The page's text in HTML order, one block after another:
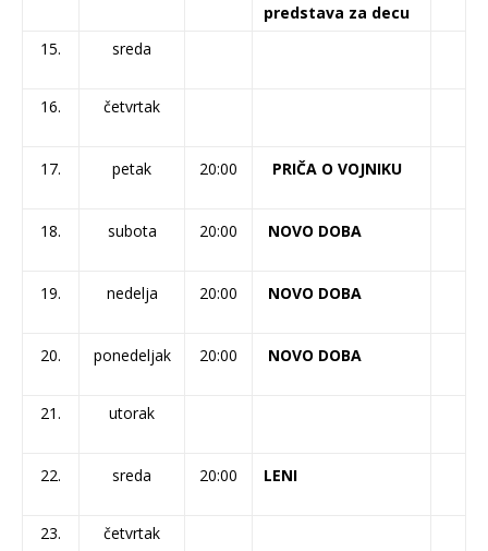
predstava za decu
15.
sreda
16. četvrtak
17. petak 20:00 PRIČA O VOJNIKU
18. subota 20:00 NOVO DOBA
19. nedelja 20:00 NOVO DOBA
20. ponedeljak 20:00 NOVO DOBA
21. utorak
22. sreda 20:00 LENI
23. četvrtak